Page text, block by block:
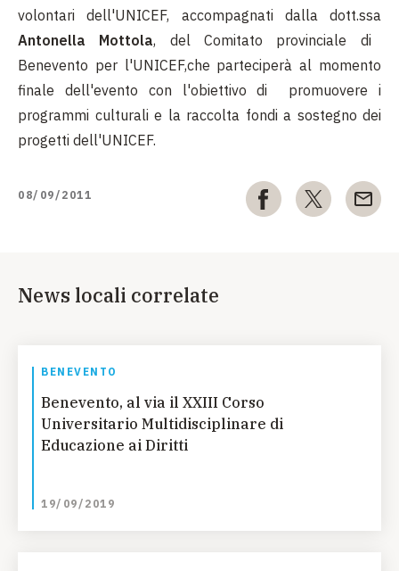
volontari dell'UNICEF, accompagnati dalla dott.ssa
Antonella Mottola, del Comitato provinciale di
Benevento per l'UNICEF,che parteciperà al momento
finale dell'evento con l'obiettivo di promuovere i
programmi culturali e la raccolta fondi a sostegno dei
progetti dell'UNICEF.
08/09/2011
News locali correlate
BENEVENTO
Benevento, al via il XXIII Corso
Universitario Multidisciplinare di
Educazione ai Diritti
19/09/2019